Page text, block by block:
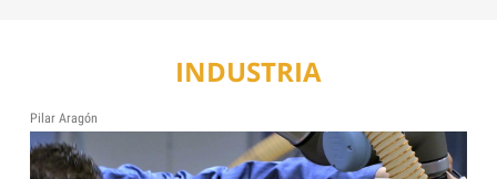
INDUSTRIA
Pilar Aragón